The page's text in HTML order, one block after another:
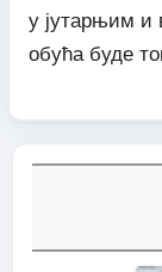
у јутарњим и
обућа буде